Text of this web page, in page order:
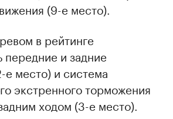
(9-е место).
в рейтинге
передние и задние
е место) и система
экстренного торможения
ходом (3-е место).